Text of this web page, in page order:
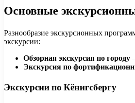
Основные
Разнообразие экскурсионных
экскурсии:
Обзорная экскурсия по городу
Экскурсия по
Экскурсии по Кёнигсбергу